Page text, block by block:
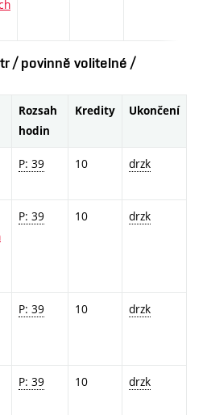
/ povinně volitelné /
Rozsah
hodin
Kredity Ukončení
P: 39 10 drzk
P: 39 10 drzk
P: 39 10 drzk
P: 39 10 drzk